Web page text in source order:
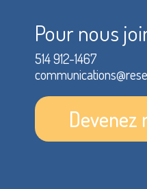
Pour nous
514 912-1467
Devenez